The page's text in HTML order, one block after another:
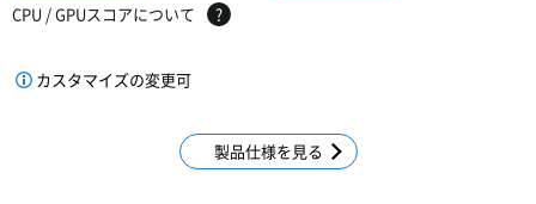
CPU / GPUスコアについて
?
カスタマイズの変更可
製品仕様を見る